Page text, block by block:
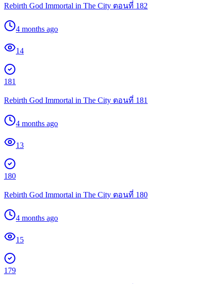
Rebirth God Immortal in The City ตอนที่ 182
4 months ago
14
181
Rebirth God Immortal in The City ตอนที่ 181
4 months ago
13
180
Rebirth God Immortal in The City ตอนที่ 180
4 months ago
15
179